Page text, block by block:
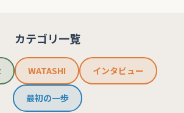
カテゴリ一覧
WATASHI インタビュー
最初の一歩